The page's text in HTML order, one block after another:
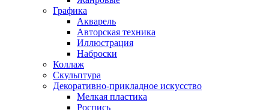
Графика
Акварель
Авторская техника
Иллюстрация
Наброски
Коллаж
Скульптура
Декоративно-прикладное искусство
Мелкая пластика
Роспись